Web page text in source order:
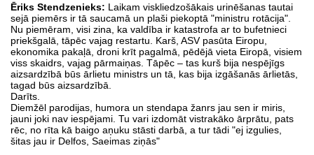
Ēriks Stendzenieks: Laikam viskliedzošākais urinēšanas tautai
sejā piemērs ir tā saucamā un plaši piekoptā "ministru rotācija".
Nu piemēram, visi zina, ka valdība ir katastrofa ar to bufetnieci
priekšgalā, tāpēc vajag restartu. Karš, ASV pasūta Eiropu,
ekonomika pakaļā, droni krīt pagalmā, pēdējā vieta Eiropā, visiem
viss skaidrs, vajag pārmaiņas. Tāpēc – tas kurš bija nespējīgs
aizsardzībā būs ārlietu ministrs un tā, kas bija izgāšanās ārlietās,
tagad būs aizsardzībā.
Darīts.
Diemžēl parodijas, humora un stendapa žanrs jau sen ir miris,
jauni joki nav iespējami. Tu vari izdomāt vistrakāko ārprātu, pats
rēc, no rīta kā baigo aņuku stāsti darbā, a tur tādi "ej izgulies,
šitas jau ir Delfos, Saeimas ziņās"